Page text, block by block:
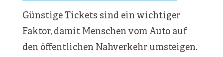
Günstige Tickets sind ein wichtiger
Faktor, damit Menschen vom Auto auf
den öffentlichen Nahverkehr umsteigen.